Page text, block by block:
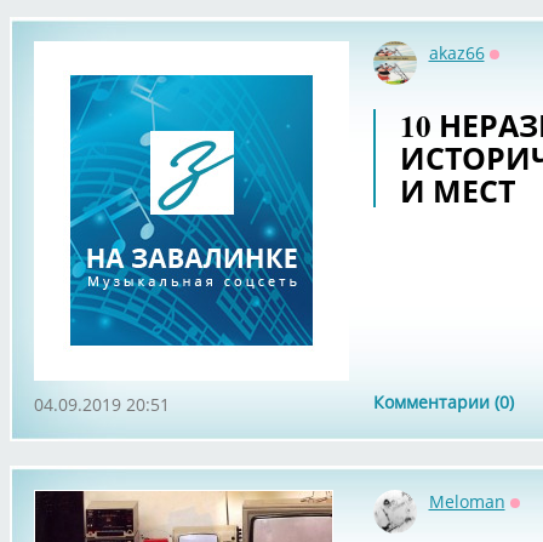
akaz66
10
И МЕСТ
Комментарии (0)
04.09.2019 20:51
Meloman